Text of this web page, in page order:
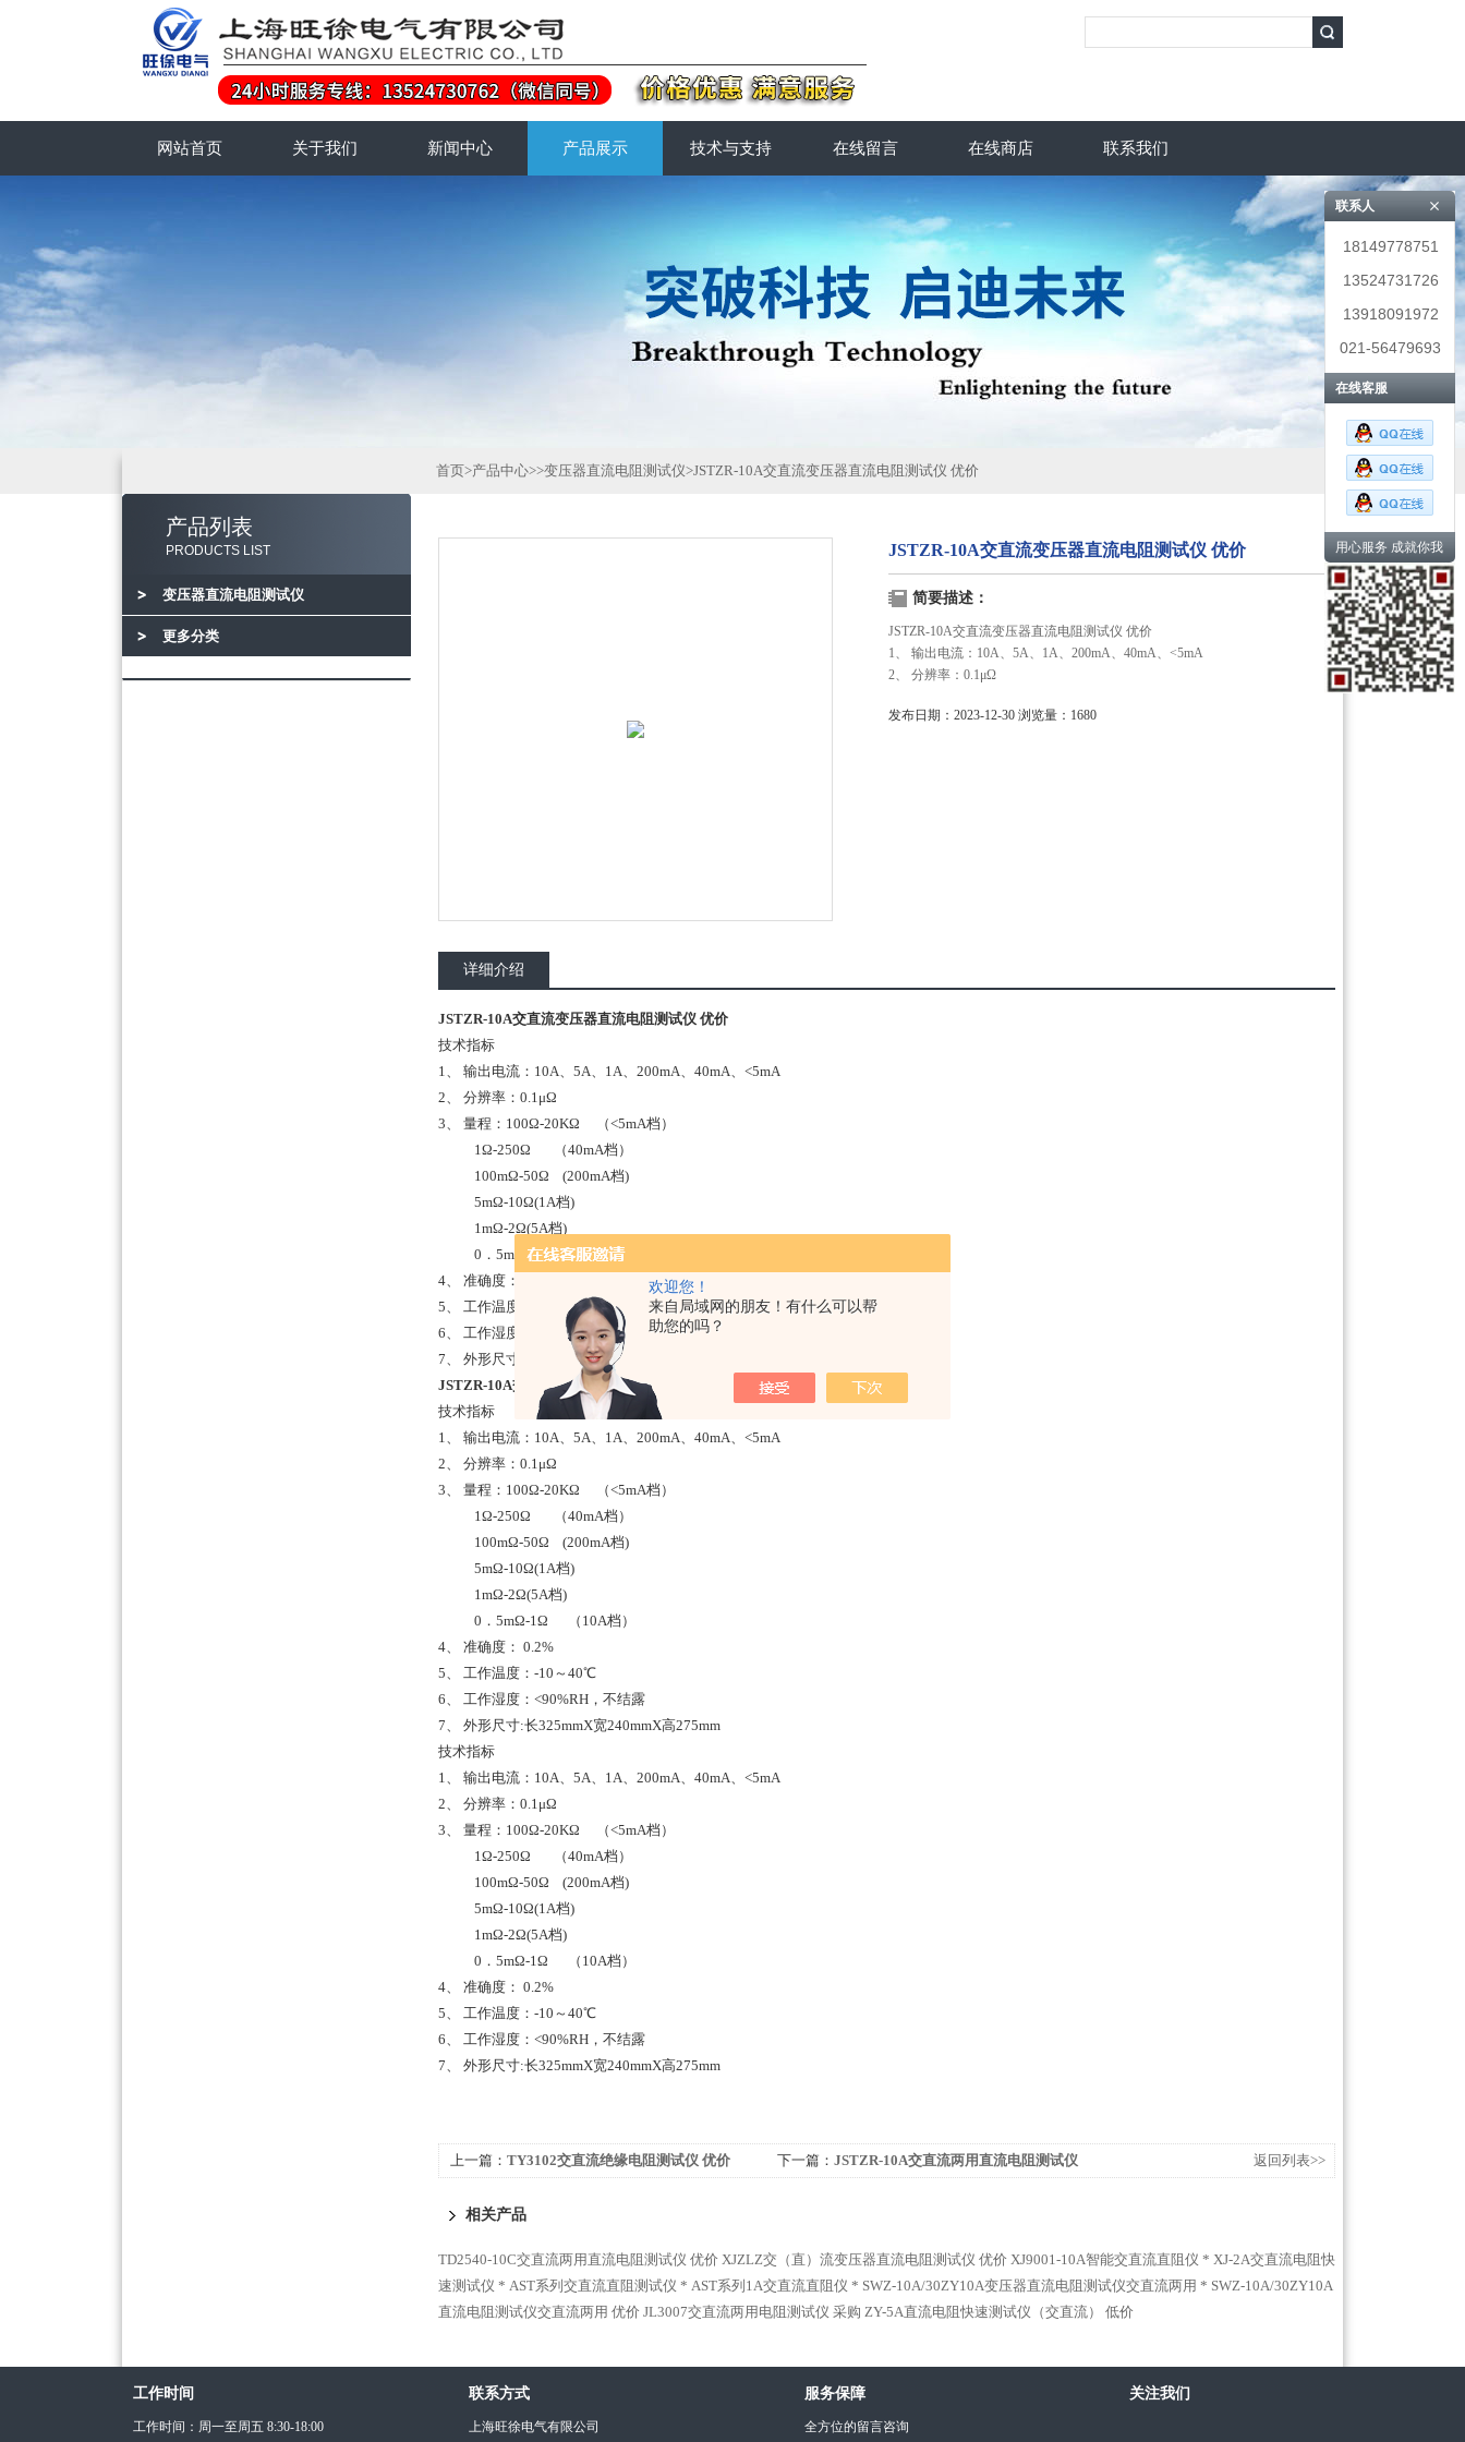
欢迎您！
来自局域网的朋友！有什么可以帮
助您的吗？
网站首页 关于我们 新闻中心 产品展示 技术与支持 在线留言 在线商店 联系我们
产品列表
PRODUCTS LIST
变压器直流电阻测试仪
更多分类
首页>产品中心>>变压器直流电阻测试仪>JSTZR-10A交直流变压器直流电阻测试仪 优价
JSTZR-10A交直流变压器直流电阻测试仪 优价
简要描述：
JSTZR-10A交直流变压器直流电阻测试仪 优价
1、 输出电流：10A、5A、1A、200mA、40mA、<5mA
2、 分辨率：0.1μΩ
发布日期：2023-12-30 浏览量：1680
详细介绍
JSTZR-10A交直流变压器直流电阻测试仪 优价
技术指标
1、 输出电流：10A、5A、1A、200mA、40mA、<5mA
2、 分辨率：0.1μΩ
3、 量程：100Ω-20KΩ （<5mA档）
1Ω-250Ω
（40mA档）
100mΩ-50Ω
(200mA档)
5mΩ-10Ω(1A档)
1mΩ-2Ω(5A档)
0．5mΩ-1Ω （10A档）
4、 准确度：
5、 工作温度：
～40℃
6、 工作湿度：<90%RH，不结露
7、 外形尺寸:长325 mm X宽240
JSTZR-10A交直流变压器直流电阻测试仪 优价
技术指标
1、 输出电流：10A、5A、1A、200mA、40mA、<5mA
2、 分辨率：0.1μΩ
3、 量程：100Ω-20KΩ （<5mA档）
1Ω-250Ω
（40mA档）
100mΩ-50Ω
(200mA档)
5mΩ-10Ω(1A档)
1mΩ-2Ω(5A档)
0．5mΩ-1Ω （10A档）
4、 准确度： 0.2%
5、 工作温度： -10 ～40℃
6、 工作湿度：<90%RH，不结露
7、 外形尺寸:长325mmX宽240mmX高275mm
技术指标
1、 输出电流：10A、5A、1A、200mA、40mA、<5mA
2、 分辨率：0.1μΩ
3、 量程：100Ω-20KΩ （<5mA档）
1Ω-250Ω
（40mA档）
100mΩ-50Ω
(200mA档)
5mΩ-10Ω(1A档)
1mΩ-2Ω(5A档)
0．5mΩ-1Ω （10A档）
4、 准确度： 0.2%
5、 工作温度： -10 ～40℃
6、 工作湿度：<90%RH，不结露
7、 外形尺寸:长325mmX宽240mmX高275mm
上一篇： TY3102交直流绝缘电阻测试仪 优价 下一篇： JSTZR-10A交直流两用直流电阻测试仪
返回列表>>
相关产品
TD2540-10C交直流两用直流电阻测试仪 优价 XJZLZ交（直）流变压器直流电阻测试仪 优价 XJ9001-10A智能交直流直阻仪 * XJ-2A交直流电阻快
速测试仪 * AST系列交直流直阻测试仪 * AST系列1A交直流直阻仪 * SWZ-10A/30ZY10A变压器直流电阻测试仪交直流两用 * SWZ-10A/30ZY10A
直流电阻测试仪交直流两用 优价 JL3007交直流两用电阻测试仪 采购 ZY-5A直流电阻快速测试仪（交直流） 低价
工作时间
工作时间：周一至周五 8:30-18:00
联系方式
上海旺徐电气有限公司
服务保障
全方位的留言咨询
关注我们
联系人
18149778751
13524731726
13918091972
021-56479693
在线客服
用心服务 成就你我